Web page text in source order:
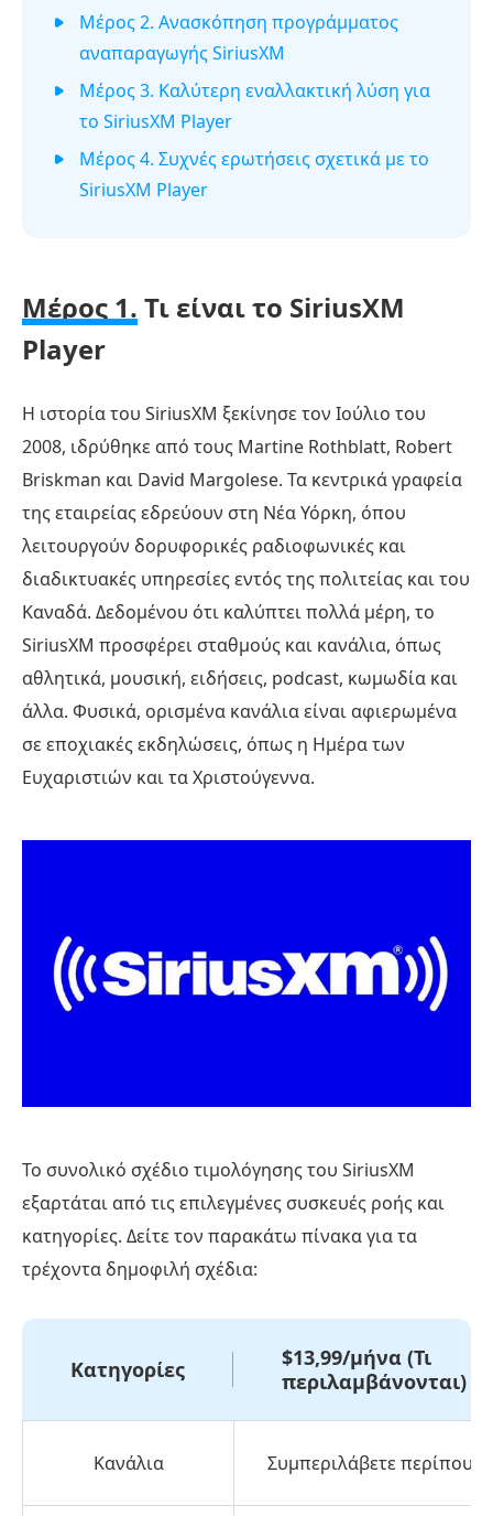
Μέρος 2. Ανασκόπηση προγράμματος
αναπαραγωγής SiriusXM
Μέρος 3. Καλύτερη εναλλακτική λύση για
το SiriusXM Player
Μέρος 4. Συχνές ερωτήσεις σχετικά με το
SiriusXM Player
Μέρος 1. Τι είναι το SiriusXM
Player
Η ιστορία του SiriusXM ξεκίνησε τον Ιούλιο του
2008, ιδρύθηκε από τους Martine Rothblatt, Robert
Briskman και David Margolese. Τα κεντρικά γραφεία
της εταιρείας εδρεύουν στη Νέα Υόρκη, όπου
λειτουργούν δορυφορικές ραδιοφωνικές και
διαδικτυακές υπηρεσίες εντός της πολιτείας και του
Καναδά. Δεδομένου ότι καλύπτει πολλά μέρη, το
SiriusXM προσφέρει σταθμούς και κανάλια, όπως
αθλητικά, μουσική, ειδήσεις, podcast, κωμωδία και
άλλα. Φυσικά, ορισμένα κανάλια είναι αφιερωμένα
σε εποχιακές εκδηλώσεις, όπως η Ημέρα των
Ευχαριστιών και τα Χριστούγεννα.
Το συνολικό σχέδιο τιμολόγησης του SiriusXM
εξαρτάται από τις επιλεγμένες συσκευές ροής και
κατηγορίες. Δείτε τον παρακάτω πίνακα για τα
τρέχοντα δημοφιλή σχέδια:
Κατηγορίες
$13,99/μήνα (Τι
περιλαμβάνονται)
Κανάλια Συμπεριλάβετε περίπου